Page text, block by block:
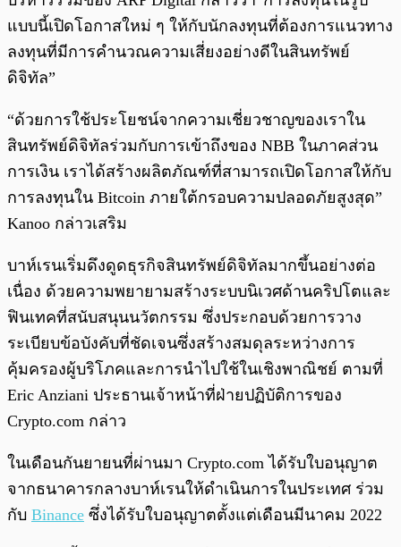
แบบนี้เปิดโอกาสใหม่ ๆ ให้กับนักลงทุนที่ต้องการแนวทาง
ลงทุนที่มีการคำนวณความเสี่ยงอย่างดีในสินทรัพย์
ดิจิทัล”
“ด้วยการใช้ประโยชน์จากความเชี่ยวชาญของเราใน
สินทรัพย์ดิจิทัลร่วมกับการเข้าถึงของ NBB ในภาคส่วน
การเงิน เราได้สร้างผลิตภัณฑ์ที่สามารถเปิดโอกาสให้กับ
การลงทุนใน Bitcoin ภายใต้กรอบความปลอดภัยสูงสุด”
Kanoo กล่าวเสริม
บาห์เรนเริ่มดึงดูดธุรกิจสินทรัพย์ดิจิทัลมากขึ้นอย่างต่อ
เนื่อง ด้วยความพยายามสร้างระบบนิเวศด้านคริปโตและ
ฟินเทคที่สนับสนุนนวัตกรรม ซึ่งประกอบด้วยการวาง
ระเบียบข้อบังคับที่ชัดเจนซึ่งสร้างสมดุลระหว่างการ
คุ้มครองผู้บริโภคและการนำไปใช้ในเชิงพาณิชย์ ตามที่
Eric Anziani ประธานเจ้าหน้าที่ฝ่ายปฏิบัติการของ
Crypto.com กล่าว
ในเดือนกันยายนที่ผ่านมา Crypto.com ได้รับใบอนุญาต
จากธนาคารกลางบาห์เรนให้ดำเนินการในประเทศ ร่วม
กับ Binance ซึ่งได้รับใบอนุญาตตั้งแต่เดือนมีนาคม 2022